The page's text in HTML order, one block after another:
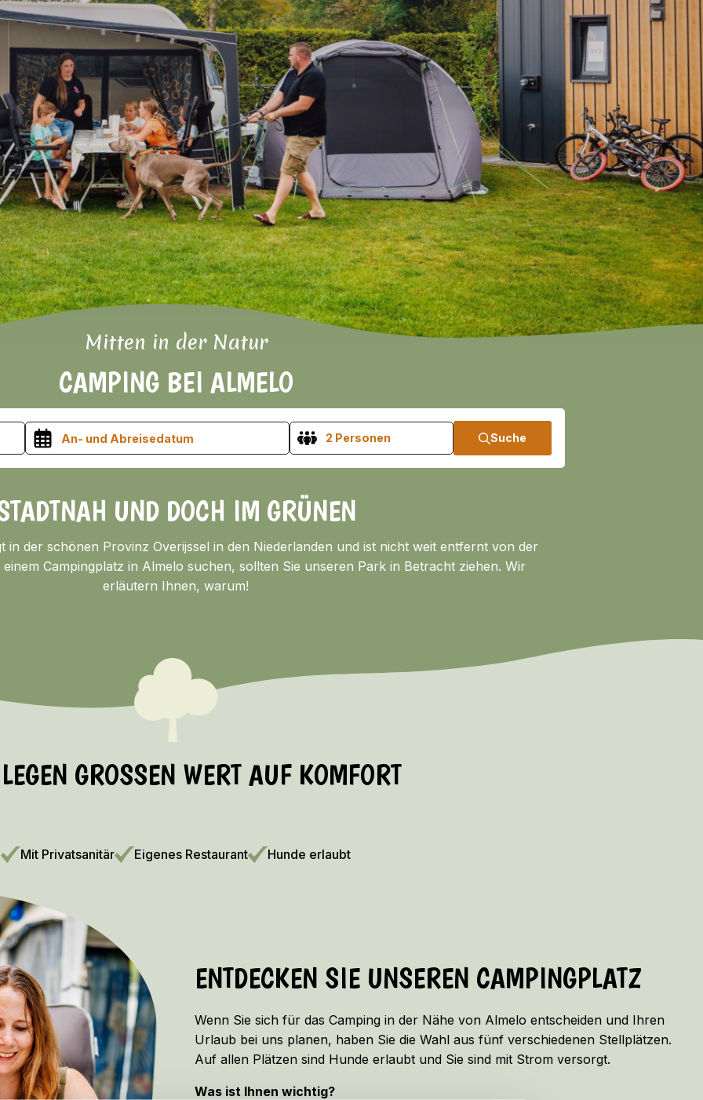
Mitten in der Natur
CAMPING BEI ALMELO
2 Personen Suche
UND DOCH IM GRÜNEN
in der schönen Provinz Overijssel in den Niederlanden und ist nicht weit entfernt von der
Campingplatz in Almelo suchen, sollten Sie unseren Park in Betracht ziehen. Wir
erläutern Ihnen, warum!
GROSSEN WERT AUF KOMFORT
Mit Privatsanitär Eigenes Restaurant Hunde erlaubt
ENTDECKEN SIE UNSEREN CAMPINGPLATZ
Wenn Sie sich für das Camping in der Nähe von Almelo entscheiden und Ihren
Urlaub bei uns planen, haben Sie die Wahl aus fünf verschiedenen Stellplätzen.
Auf allen Plätzen sind Hunde erlaubt und Sie sind mit Strom versorgt.
Was ist Ihnen wichtig?